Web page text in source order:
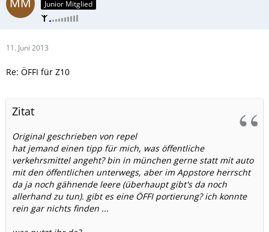
Junior Mitglied
11. Juni 2013
Re: ÖFFI für Z10
Zitat
Original geschrieben von repel
hat jemand einen tipp für mich, was öffentliche
verkehrsmittel angeht? bin in münchen gerne statt mit auto
mit den öffentlichen unterwegs, aber im Appstore herrscht
da ja noch gähnende leere (überhaupt gibt's da noch
allerhand zu tun). gibt es eine ÖFFI portierung? ich konnte
rein gar nichts finden ...